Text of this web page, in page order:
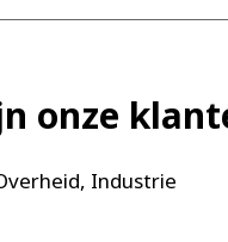
onze
Industrie